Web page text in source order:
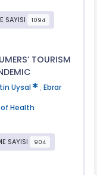
SAYISI 1094
TOURISM
Uysal , Ebrar
Health
SAYISI 904